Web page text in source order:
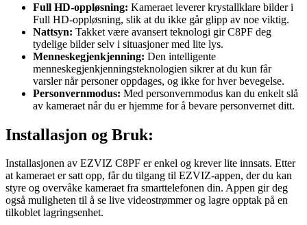
Full HD-oppløsning: Kameraet leverer krystallklare bilder i
Full HD-oppløsning, slik at du ikke går glipp av noe viktig.
Nattsyn: Takket være avansert teknologi gir C8PF deg
tydelige bilder selv i situasjoner med lite lys.
Menneskegjenkjenning: Den intelligente
menneskegjenkjenningsteknologien sikrer at du kun får
varsler når personer oppdages, og ikke for hver bevegelse.
Personvernmodus: Med personvernmodus kan du enkelt slå
av kameraet når du er hjemme for å bevare personvernet ditt.
Installasjon og Bruk:
Installasjonen av EZVIZ C8PF er enkel og krever lite innsats. Etter
at kameraet er satt opp, får du tilgang til EZVIZ-appen, der du kan
styre og overvåke kameraet fra smarttelefonen din. Appen gir deg
også muligheten til å se live videostrømmer og lagre opptak på en
tilkoblet lagringsenhet.